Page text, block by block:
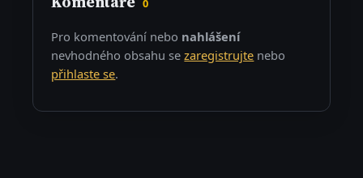
0
Pro komentování nebo nahlášení
nevhodného obsahu sezaregistrujte nebo
přihlaste se.